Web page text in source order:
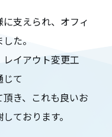
支えられ、オフィ
た。
イアウト変更工
て
き、これも良いお
ております。